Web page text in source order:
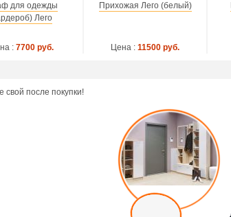
для одежды
Лего
: 7700 руб.
Прихожая Лего (белый)
Цена : 11500 руб.
свой после покупки!